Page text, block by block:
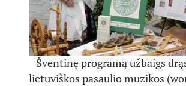
Šventinę programą užbaigs
lietuviškos pasaulio muzikos